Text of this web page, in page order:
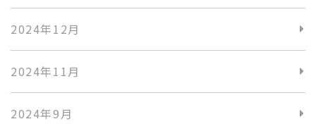
2024年12月
2024年11月
2024年9月